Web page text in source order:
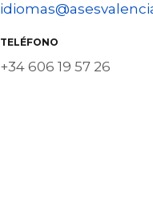
TELÉFONO
+34 606 19 57 26